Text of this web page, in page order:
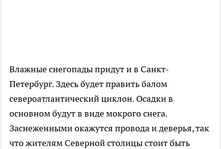
Влажные снегопады придут и в Санкт-
Петербург. Здесь будет править балом
североатлантический циклон. Осадки в
основном будут в виде мокрого снега.
Заснеженными окажутся провода и деверья, так
что жителям Северной столицы стоит быть